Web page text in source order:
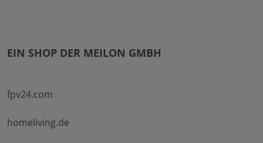
EIN SHOP DER MEILON GMBH
fpv24.com
homeliving.de